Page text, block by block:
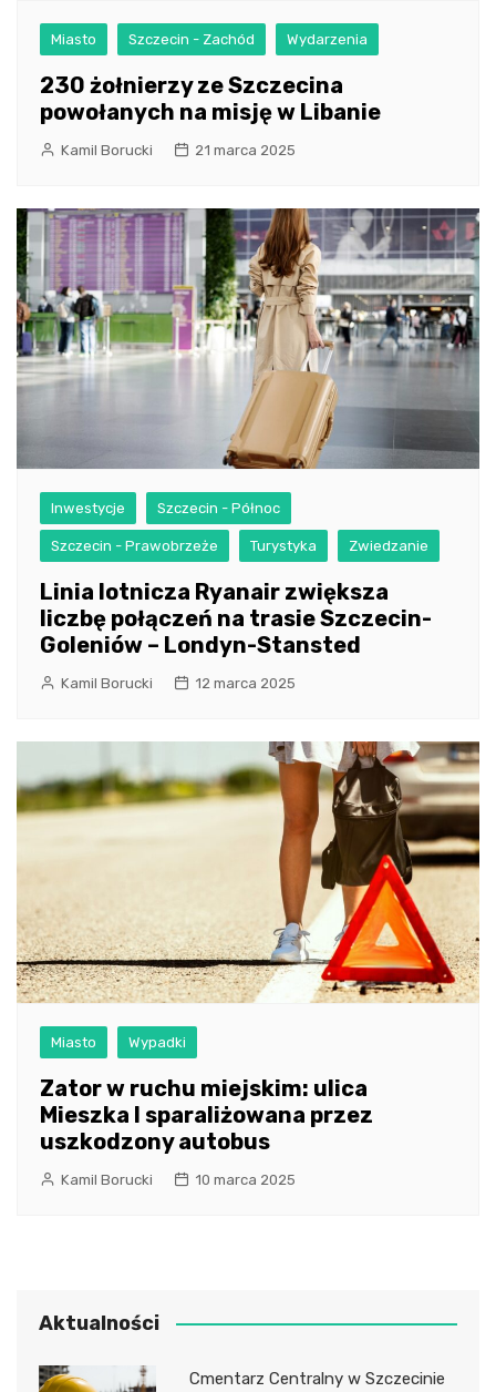
Miasto Szczecin - Zachód Wydarzenia
230 żołnierzy ze Szczecina
powołanych na misję w Libanie
Kamil Borucki 21 marca 2025
Inwestycje Szczecin - Północ
Szczecin - Prawobrzeże Turystyka Zwiedzanie
Linia lotnicza Ryanair zwiększa
liczbę połączeń na trasie Szczecin-
Goleniów – Londyn-Stansted
Kamil Borucki 12 marca 2025
Miasto Wypadki
Zator w ruchu miejskim: ulica
Mieszka I sparaliżowana przez
uszkodzony autobus
Kamil Borucki 10 marca 2025
Aktualności
Cmentarz Centralny w Szczecinie